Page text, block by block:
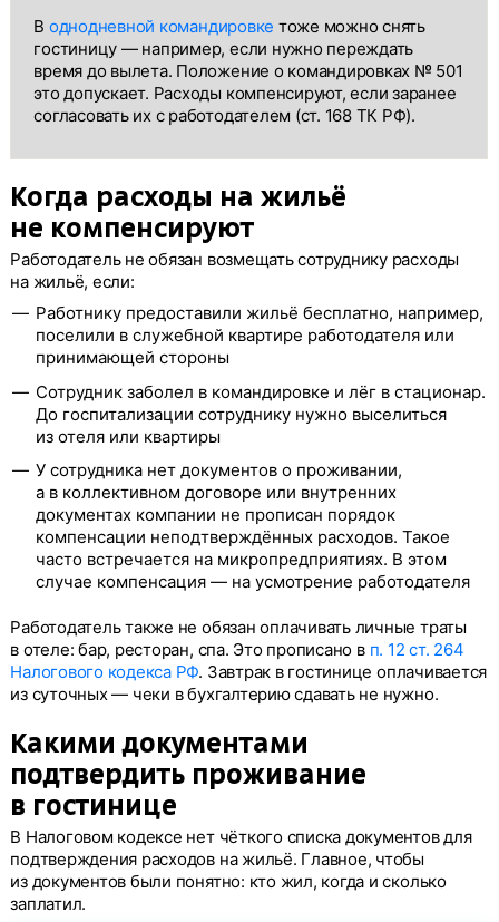
В однодневной командировке тоже можно снять
гостиницу — например, если нужно переждать
время до вылета. Положение о командировках № 501
это допускает. Расходы компенсируют, если заранее
согласовать их с работодателем (ст. 168 ТК РФ).
Когда расходы на жильё
не компенсируют
Работодатель не обязан возмещать сотруднику расходы
на жильё, если:
Работнику предоставили жильё бесплатно, например,
поселили в служебной квартире работодателя или
принимающей стороны
Сотрудник заболел в командировке и лёг в стационар.
До госпитализации сотруднику нужно выселиться
из отеля или квартиры
У сотрудника нет документов о проживании,
а в коллективном договоре или внутренних
документах компании не прописан порядок
компенсации неподтверждённых расходов. Такое
часто встречается на микропредприятиях. В этом
случае компенсация — на усмотрение работодателя
Работодатель также не обязан оплачивать личные траты
в отеле: бар, ресторан, спа. Это прописано в п. 12 ст. 264
Налогового кодекса РФ. Завтрак в гостинице оплачивается
из суточных — чеки в бухгалтерию сдавать не нужно.
Какими документами
подтвердить проживание
в гостинице
В Налоговом кодексе нет чёткого списка документов для
подтверждения расходов на жильё. Главное, чтобы
из документов были понятно: кто жил, когда и сколько
заплатил.